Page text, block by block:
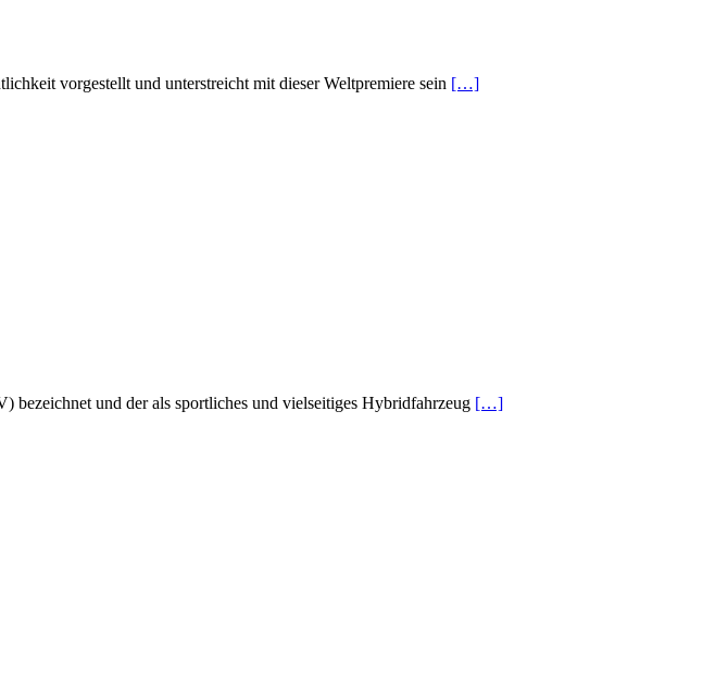
vorgestellt und unterstreicht mit dieser Weltpremiere sein […]
und der als sportliches und vielseitiges Hybridfahrzeug […]